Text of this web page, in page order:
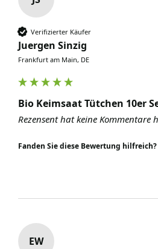
Verifizierter Käufer
Juergen Sinzig
Frankfurt am Main, DE
Bio Keimsaat Tütchen 10er
Rezensent hat keine Kommentare
Fanden Sie diese Bewertung hilfreich?
EW